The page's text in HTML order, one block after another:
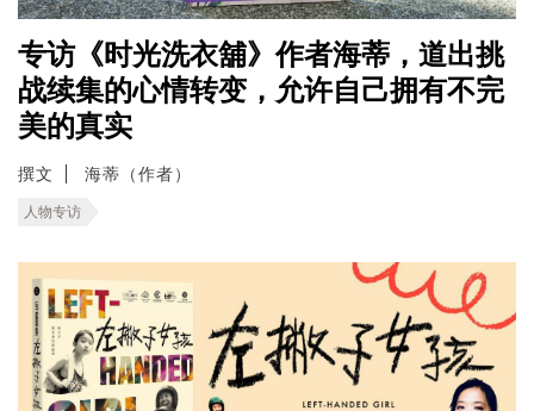
专访《时光洗衣舖》作者海蒂，道出挑
战续集的心情转变，允许自己拥有不完
美的真实
撰文 海蒂（作者）
人物专访